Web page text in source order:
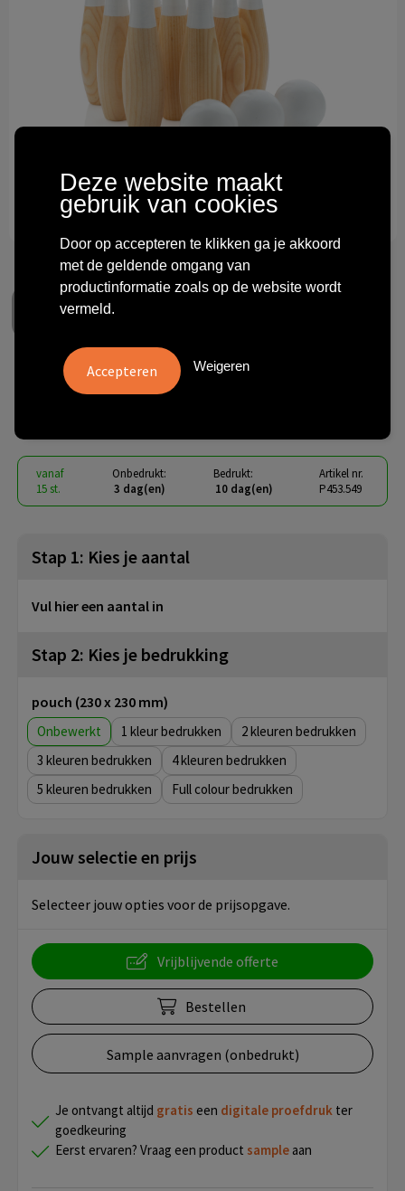
Technologie & gadgets
Themageschenken
Overig
Houten skittles set
vanaf
15 st.
Onbedrukt:
3 dag(en)
Bedrukt:
10 dag(en)
Artikel nr.
P453.549
Stap 1: Kies je aantal
Vul hier een aantal in
Stap 2: Kies je bedrukking
pouch (230 x 230 mm)
Onbewerkt 1
2
3
4
5
Full colour
Jouw selectie en prijs
Selecteer jouw opties voor de prijsopgave.
Vrijblijvende offerte
Bestellen
Sample aanvragen (onbedrukt)
Je ontvangt altijd gratis een digitale proefdruk ter
goedkeuring
Eerst ervaren? Vraag een product sample aan
Deze website maakt
gebruik van cookies
Door op accepteren te klikken ga je akkoord
met de geldende omgang van
productinformatie zoals op de website wordt
vermeld.
Weigeren